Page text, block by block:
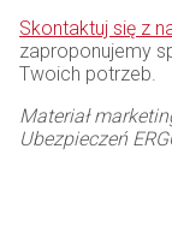
Skontaktuj się z
zaproponujemy
Twoich potrzeb.
Materiał
Ubezpieczeń